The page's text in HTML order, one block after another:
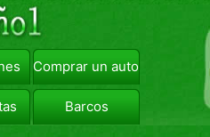
Comprar un automóvil
Barcos